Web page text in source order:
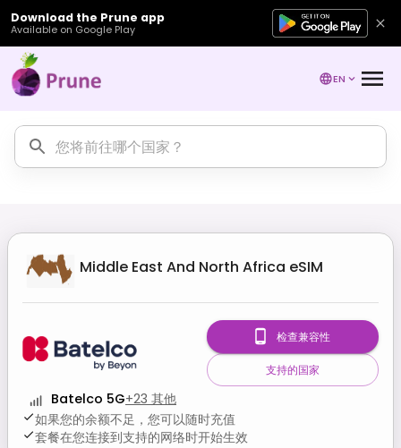
Download the Prune app
Available on Google Play
EN
Middle East And North Africa eSIM
Batelco 5G+23 其他
如果您的余额不足，您可以随时充值
套餐在您连接到支持的网络时开始生效
检查兼容性
支持的国家